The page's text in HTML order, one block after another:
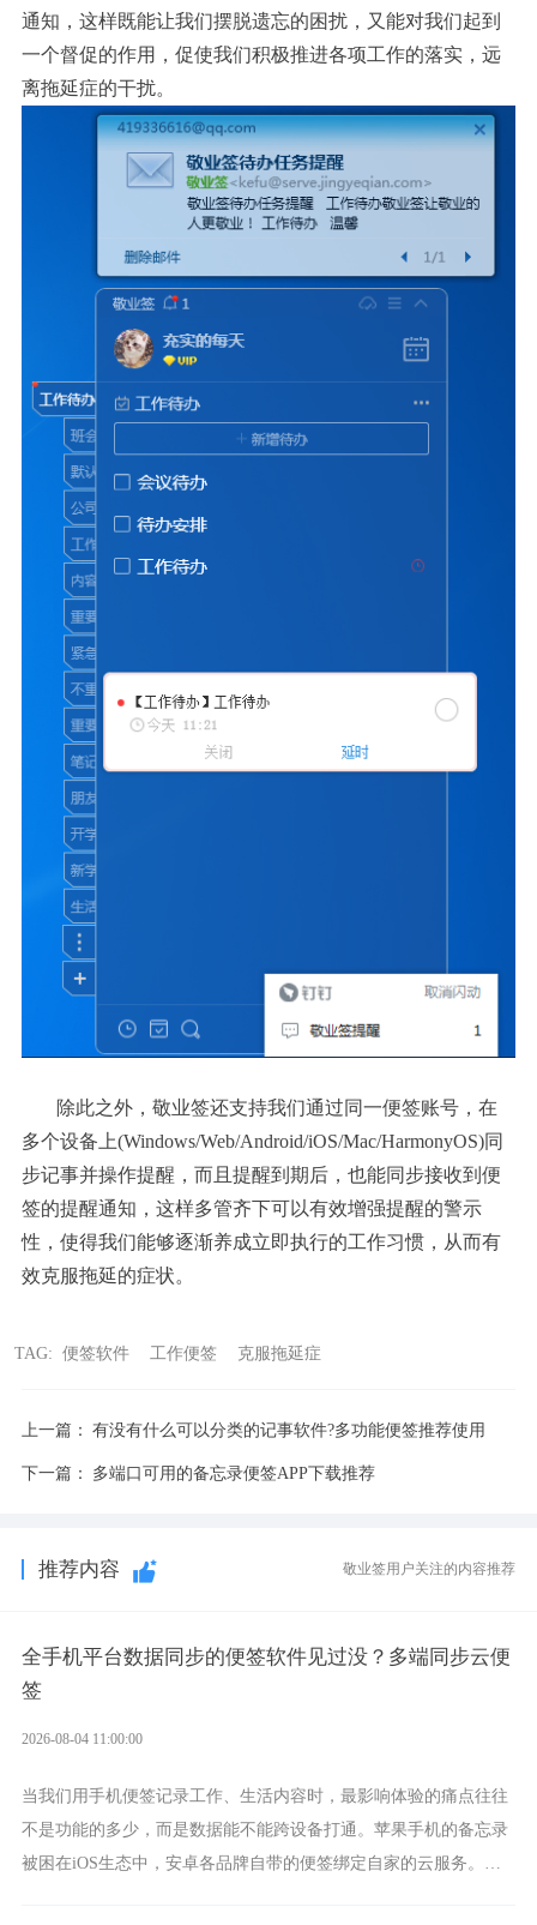
通知，这样既能让我们摆脱遗忘的困扰，又能对我们起到
一个督促的作用，促使我们积极推进各项工作的落实，远
离拖延症的干扰。
除此之外，敬业签还支持我们通过同一便签账号，在
多个设备上(Windows/Web/Android/iOS/Mac/HarmonyOS)同
步记事并操作提醒，而且提醒到期后，也能同步接收到便
签的提醒通知，这样多管齐下可以有效增强提醒的警示
性，使得我们能够逐渐养成立即执行的工作习惯，从而有
效克服拖延的症状。
TAG: 便签软件 工作便签 克服拖延症
上一篇： 有没有什么可以分类的记事软件?多功能便签推荐使用
下一篇： 多端口可用的备忘录便签APP下载推荐
推荐内容 敬业签用户关注的内容推荐
全手机平台数据同步的便签软件见过没？多端同步云便
签
2026-08-04 11:00:00
当我们用手机便签记录工作、生活内容时，最影响体验的痛点往往
不是功能的多少，而是数据能不能跨设备打通。苹果手机的备忘录
被困在iOS生态中，安卓各品牌自带的便签绑定自家的云服务。而